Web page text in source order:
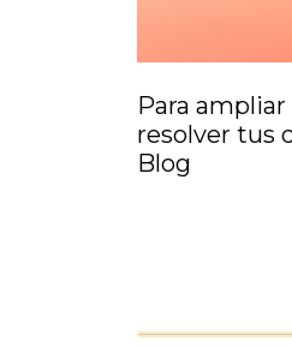
Para
resolver tus
Blog